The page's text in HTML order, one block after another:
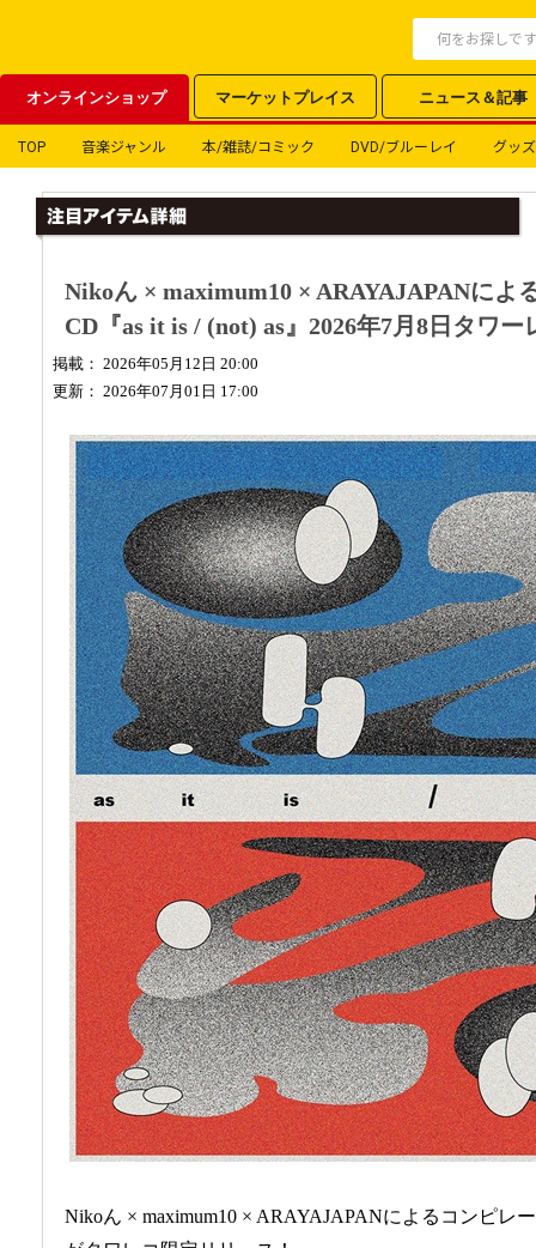
オンラインショップ マーケットプレイス ニュース＆記事
TOP 音楽ジャンル 本/雑誌/コミック DVD/ブルーレイ グッズ
Nikoん × maximum10 × ARAYAJAPANによ
CD『as it is / (not) as』2026年7月8日タワ
掲載： 2026年05月12日 20:00
更新： 2026年07月01日 17:00
Nikoん × maximum10 × ARAYAJAPANによるコンピレ